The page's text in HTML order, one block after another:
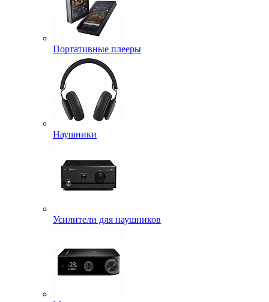
Портативные плееры
Наушники
Усилители для наушников